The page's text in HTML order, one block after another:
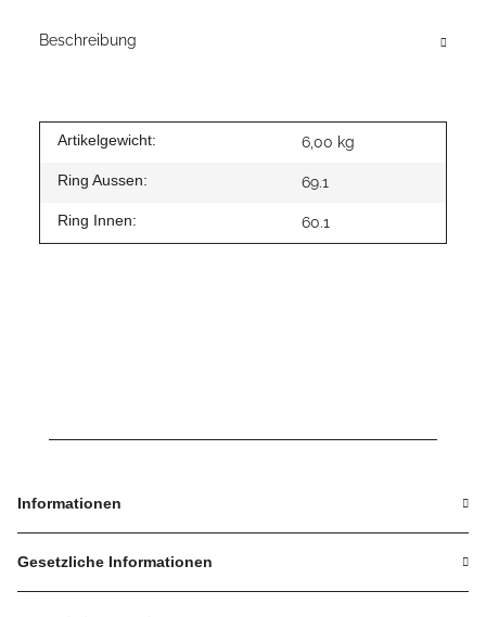
Beschreibung
Artikelgewicht: 6,00 kg
Ring Aussen: 69.1
Ring Innen: 60.1
Informationen
Gesetzliche Informationen